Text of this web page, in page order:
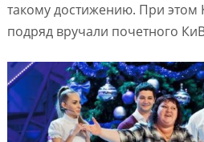
такому достижению. При этом
подряд вручали почетного